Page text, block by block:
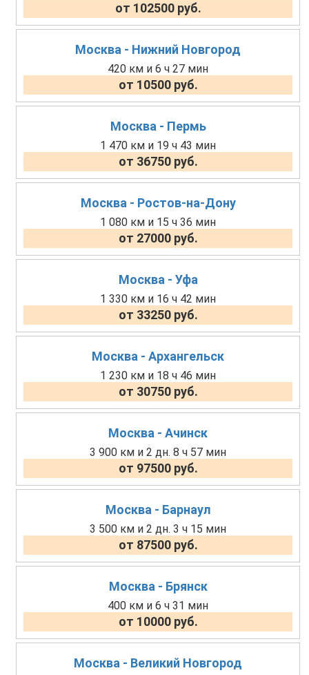
от 102500 руб.
Москва - Нижний Новгород
420 км и 6 ч 27 мин
от 10500 руб.
Москва - Пермь
1 470 км и 19 ч 43 мин
от 36750 руб.
Москва - Ростов-на-Дону
1 080 км и 15 ч 36 мин
от 27000 руб.
Москва - Уфа
1 330 км и 16 ч 42 мин
от 33250 руб.
Москва - Архангельск
1 230 км и 18 ч 46 мин
от 30750 руб.
Москва - Ачинск
3 900 км и 2 дн. 8 ч 57 мин
от 97500 руб.
Москва - Барнаул
3 500 км и 2 дн. 3 ч 15 мин
от 87500 руб.
Москва - Брянск
400 км и 6 ч 31 мин
от 10000 руб.
Москва - Великий Новгород